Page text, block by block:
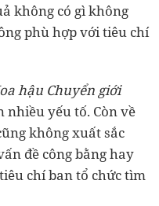
không có gì không
phù hợp với tiêu chí
hậu Chuyển giới
nhiều yếu tố. Còn về
không xuất sắc
đề công bằng hay
chí ban tổ chức tìm